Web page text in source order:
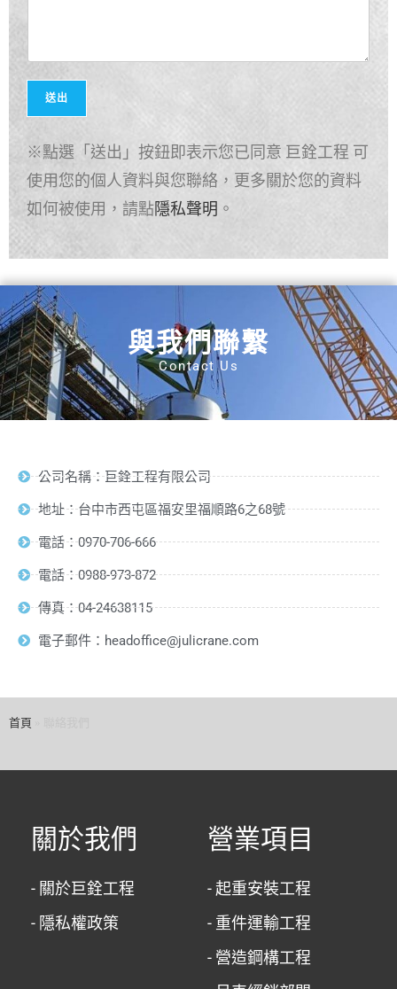
送出
※點選「送出」按鈕即表示您已同意 巨銓工程 可
使用您的個人資料與您聯絡，更多關於您的資料
如何被使用，請點隱私聲明 。
公司名稱：巨銓工程有限公司
地址：台中市西屯區福安里福順路6之68號
電話：0970-706-666
電話：0988-973-872
傳真：04-24638115
電子郵件：headoffice@julicrane.com
與我們聯繫
Contact Us
首頁
關於我們
- 關於巨銓工程
- 隱私權政策
營業項目
- 起重安裝工程
- 重件運輸工程
- 營造鋼構工程